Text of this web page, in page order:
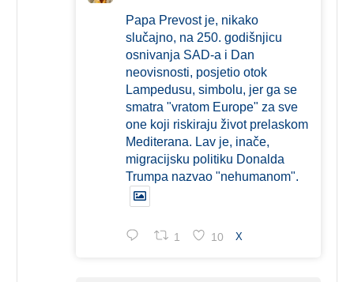
Papa Prevost je, nikako
slučajno, na 250. godišnjicu
osnivanja SAD-a i Dan
neovisnosti, posjetio otok
Lampedusu, simbolu, jer ga se
smatra "vratom Europe" za sve
one koji riskiraju život prelaskom
Mediterana. Lav je, inače,
migracijsku politiku Donalda
Trumpa nazvao "nehumanom".
1 10 X